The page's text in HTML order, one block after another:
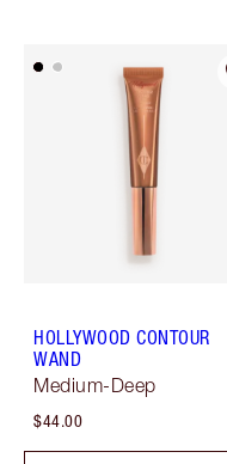
HOLLYWOOD CONTOUR
WAND
Medium-Deep
$44.00